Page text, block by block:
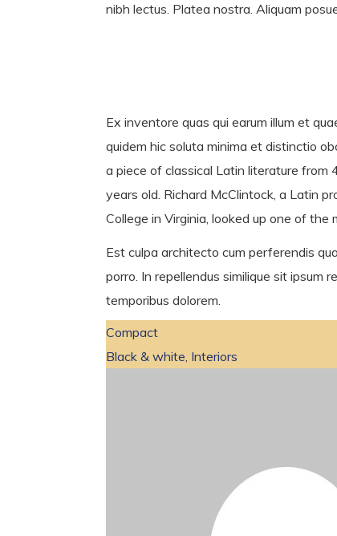
nibh lectus. Platea nostra. Aliquam
Ex inventore quas qui earum illum et
quidem hic soluta minima et distinctio
a piece of classical Latin literature from
years old. Richard McClintock, a Latin
College in Virginia, looked up one of the
Est culpa architecto cum perferendis
porro. In repellendus similique sit ipsum
temporibus dolorem.
Compact
Black & white Interiors